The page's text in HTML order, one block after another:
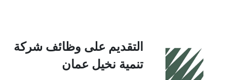
التقديم على وظائف شركة
تنمية نخيل عمان